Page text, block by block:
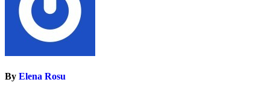
By Elena Rosu